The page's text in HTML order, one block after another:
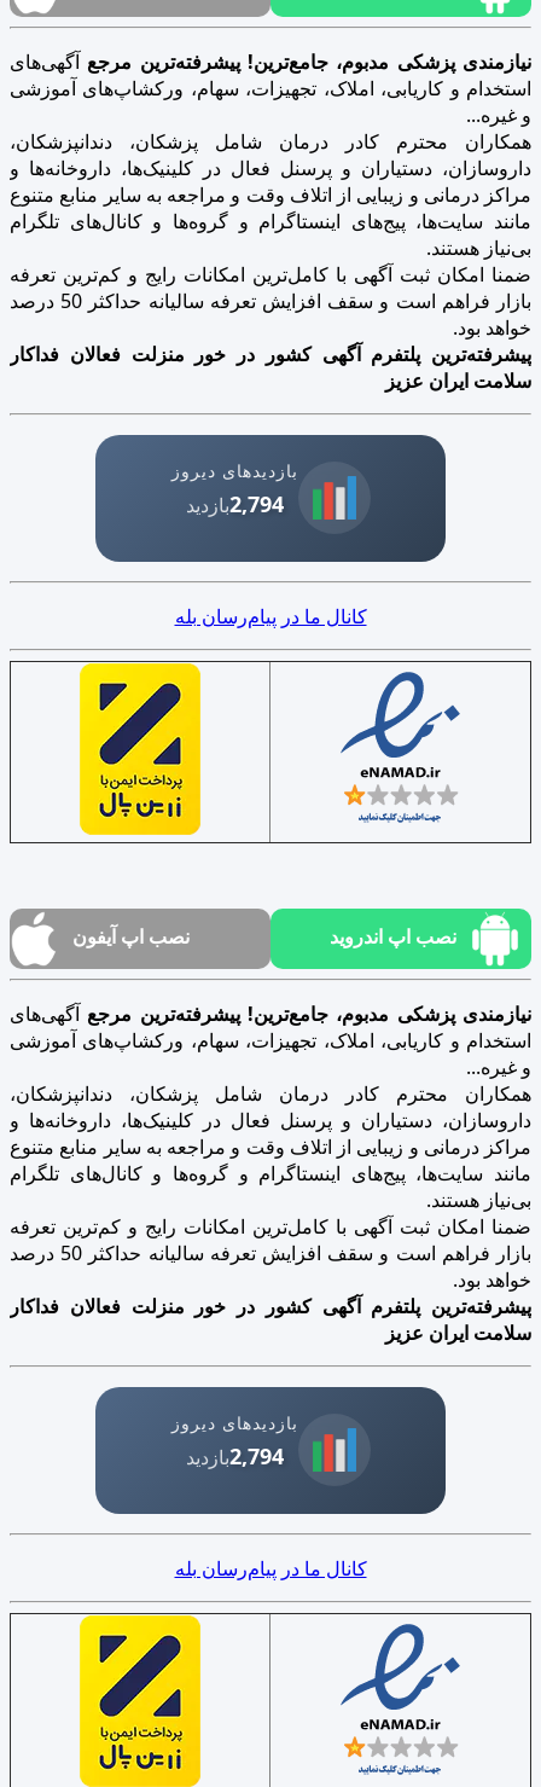
نیازمندی پزشکی مدبوم، جامع‌ترین! پیشرفته‌ترین مرجع آگهی‌های
استخدام و کاریابی، املاک، تجهیزات، سهام، ورکشاپ‌های آموزشی
و غیره...
همکاران محترم کادر درمان شامل پزشکان، دندانپزشکان،
داروسازان، دستیاران و پرسنل فعال در کلینیک‌ها، داروخانه‌ها و
مراکز درمانی و زیبایی از اتلاف وقت و مراجعه به سایر منابع متنوع
مانند سایت‌ها، پیج‌های اینستاگرام و گروه‌ها و کانال‌های تلگرام
بی‌نیاز هستند.
ضمنا امکان ثبت آگهی با کامل‌ترین امکانات رایج و کم‌ترین تعرفه
بازار فراهم است و سقف افزایش تعرفه سالیانه حداکثر 50 درصد
خواهد بود.
پیشرفته‌ترین پلتفرم آگهی کشور در خور منزلت فعالان فداکار
سلامت ایران عزیز
بازدیدهای دیروز
2,794بازدید
کانال ما در پیام‌رسان بله
نصب اپ اندروید نصب اپ آیفون
نیازمندی پزشکی مدبوم، جامع‌ترین! پیشرفته‌ترین مرجع آگهی‌های
استخدام و کاریابی، املاک، تجهیزات، سهام، ورکشاپ‌های آموزشی
و غیره...
همکاران محترم کادر درمان شامل پزشکان، دندانپزشکان،
داروسازان، دستیاران و پرسنل فعال در کلینیک‌ها، داروخانه‌ها و
مراکز درمانی و زیبایی از اتلاف وقت و مراجعه به سایر منابع متنوع
مانند سایت‌ها، پیج‌های اینستاگرام و گروه‌ها و کانال‌های تلگرام
بی‌نیاز هستند.
ضمنا امکان ثبت آگهی با کامل‌ترین امکانات رایج و کم‌ترین تعرفه
بازار فراهم است و سقف افزایش تعرفه سالیانه حداکثر 50 درصد
خواهد بود.
پیشرفته‌ترین پلتفرم آگهی کشور در خور منزلت فعالان فداکار
سلامت ایران عزیز
بازدیدهای دیروز
2,794بازدید
کانال ما در پیام‌رسان بله